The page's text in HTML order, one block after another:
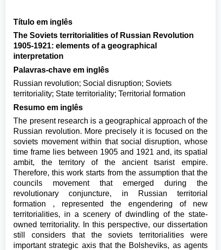
Título em inglês
The Soviets territorialities of Russian Revolution
1905-1921: elements of a geographical
interpretation
Palavras-chave em inglês
Russian revolution; Social disruption; Soviets
territoriality; State territoriality; Territorial formation
Resumo em inglês
The present research is a geographical approach of the
Russian revolution. More precisely it is focused on the
soviets movement within that social disruption, whose
time frame lies between 1905 and 1921 and, its spatial
ambit, the territory of the ancient tsarist empire.
Therefore, this work starts from the assumption that the
councils movement that emerged during the
revolutionary conjuncture, in Russian territorial
formation , represented the engendering of new
territorialities, in a scenery of dwindling of the state-
owned territoriality. In this perspective, our dissertation
still considers that the soviets territorialities were
important strategic axis that the Bolsheviks, as agents